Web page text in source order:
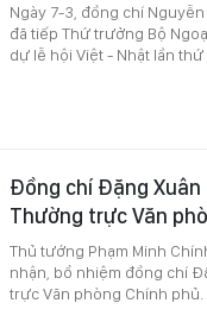
Ngày 7-3, đồng chí
đã tiếp Thứ trưởng Bộ
dự lễ hội Việt - Nhật lần thứ
Đồng chí Đặng Xuân
Thường trực Văn
Thủ tướng Phạm Minh
nhận, bổ nhiệm đồng chí
trực Văn phòng Chính phủ.